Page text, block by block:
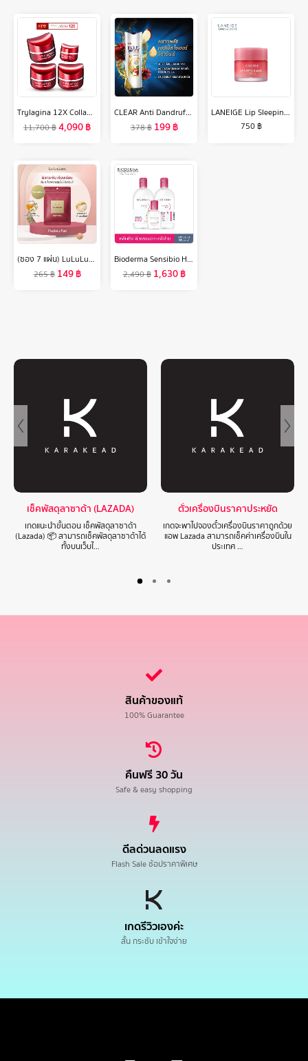
Trylagina 12X Collagen ไตรลาจิน่า คอลลาเจน 12X เซรั่มคืนความอ่อนเยาว์ครบ 5 มิติ 3 กระปุก ฟรี ขนาดพกพา
11,700฿4,090฿
CLEAR Anti Dandruff Shampoo (2 bottles) เคลียร์ แชมพูขจัดรังแค (2 ขวด)
378฿ 199฿
LANEIGE Lip Sleeping Mask Berry 20g ลาเนจ ลิป สลีปปิ้ง มาส์ก
750 ฿
(ซอง 7 แผ่น) LuLuLun Precious Moist Face mask ลูลูลูน แผ่นมาสก์หน้า สูตรผิวกระชับ อ่อนเยาว์ พรีเชียส มอยซ์
265฿ 149฿
Bioderma Sensibio H2O (Triple Pack) คลีนซิ่งเช็ดทำความสะอาดผิวหน้า สำหรับผิวแพ้ ระคายง่าย
2,490฿ 1,630฿
เช็คพัสดุลาซาด้า (LAZADA)
เกดแนะนำขั้นตอน เช็คพัสดุลาซาด้า
(Lazada) 📦 สามารถเช็คพัสดุลาซาด้าได้
ทั้งบนเว็บไ…
ตั๋วเครื่องบินราคาประหยัด
เกดจะพาไปจองตั๋วเครื่องบินราคาถูกด้วย
แอพ Lazada สามารถเช็คค่าเครื่องบินใน
ประเทศ …
สินค้าของแท้
100% Guarantee
คืนฟรี 30 วัน
Safe & easy shopping
ดีลด่วนลดแรง
Flash Sale ช้อปราคาพิเศษ
เกดรีวิวเองค่ะ
สั้น กระชับ เข้าใจง่าย